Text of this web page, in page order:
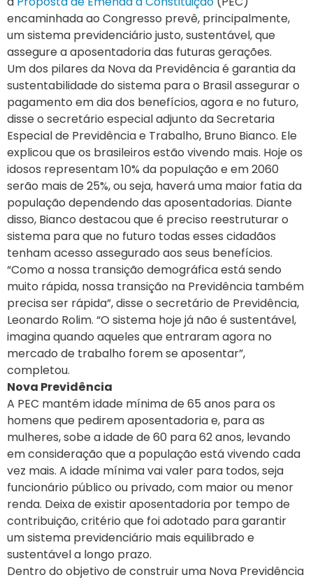
encaminhada ao Congresso prevê, principalmente,
um sistema previdenciário justo, sustentável, que
assegure a aposentadoria das futuras gerações.
Um dos pilares da Nova da Previdência é garantia da
sustentabilidade do sistema para o Brasil assegurar o
pagamento em dia dos benefícios, agora e no futuro,
disse o secretário especial adjunto da Secretaria
Especial de Previdência e Trabalho, Bruno Bianco. Ele
explicou que os brasileiros estão vivendo mais. Hoje os
idosos representam 10% da população e em 2060
serão mais de 25%, ou seja, haverá uma maior fatia da
população dependendo das aposentadorias. Diante
disso, Bianco destacou que é preciso reestruturar o
sistema para que no futuro todas esses cidadãos
tenham acesso assegurado aos seus benefícios.
“Como a nossa transição demográfica está sendo
muito rápida, nossa transição na Previdência também
precisa ser rápida”, disse o secretário de Previdência,
Leonardo Rolim. “O sistema hoje já não é sustentável,
imagina quando aqueles que entraram agora no
mercado de trabalho forem se aposentar”,
completou.
Nova Previdência
A PEC mantém idade mínima de 65 anos para os
homens que pedirem aposentadoria e, para as
mulheres, sobe a idade de 60 para 62 anos, levando
em consideração que a população está vivendo cada
vez mais. A idade mínima vai valer para todos, seja
funcionário público ou privado, com maior ou menor
renda. Deixa de existir aposentadoria por tempo de
contribuição, critério que foi adotado para garantir
um sistema previdenciário mais equilibrado e
sustentável a longo prazo.
Dentro do objetivo de construir uma Nova Previdência